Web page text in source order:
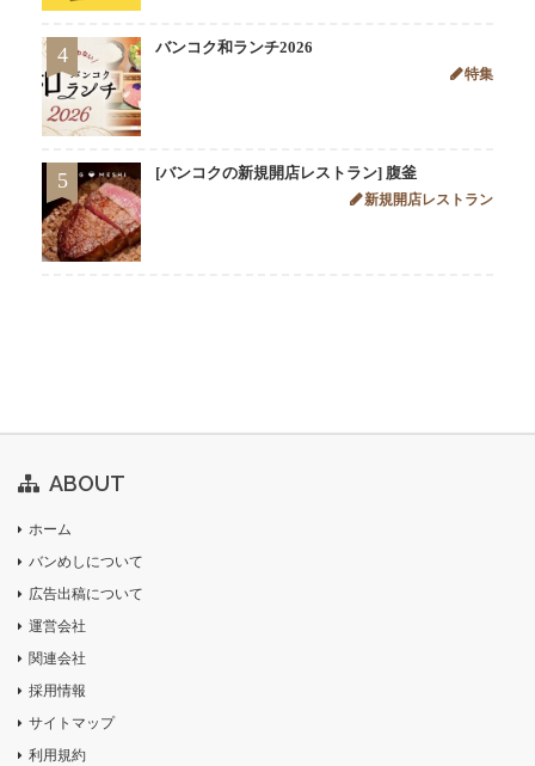
4 バンコク和ランチ2026
特集
5 [バンコクの新規開店レストラン] 腹釜
新規開店レストラン
ABOUT
ホーム
バンめしについて
広告出稿について
運営会社
関連会社
採用情報
サイトマップ
利用規約